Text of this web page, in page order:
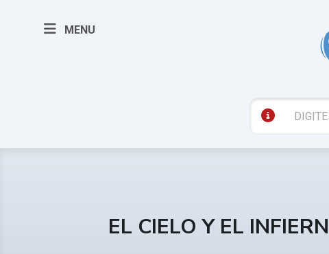
MENU
EL CIELO Y EL